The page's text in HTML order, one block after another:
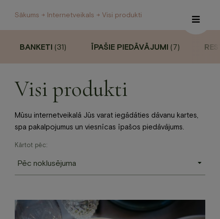
Īpašie piedāvājumi
Viesnīca
Restorāns un Café
Konferences
Veselības centrs
Sākums → Internetveikals → Visi produkti
BANKETI (31) ĪPAŠIE PIEDĀVĀJUMI (7)
Visi produkti
Mūsu internetveikalā Jūs varat iegādāties dāvanu kartes,
spa pakalpojumus un viesnīcas īpašos piedāvājums.
Kārtot pēc: